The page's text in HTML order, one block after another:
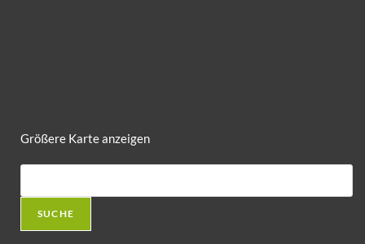
Größere Karte anzeigen
SUCHE